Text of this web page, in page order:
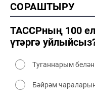
2000 сәнәгать
2000 мәдәният
СОРАШТЫРУ
ТАССРның 100
үтәргә
Туганнарым
Бәйрәм